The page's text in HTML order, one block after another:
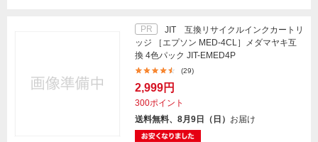
PR
JIT 互換リサイクルインクカートリ
ッジ ［エプソン MED-4CL］メダマヤキ互
換 4色パック JIT-EMED4P
(29)
2,999円
300ポイント
送料無料、8月9日（日） お届け